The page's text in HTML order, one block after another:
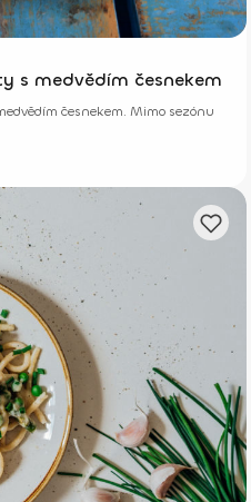
s medvědím česnekem
česnekem. Mimo sezónu